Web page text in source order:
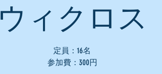
ウィクロス
定員：16名
参加費：300円